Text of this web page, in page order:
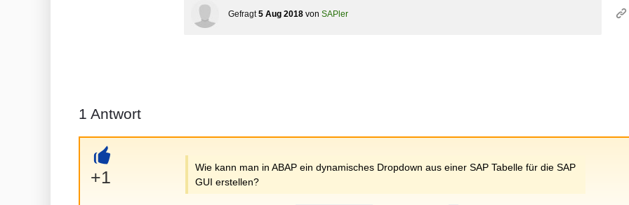
Gefragt 5 Aug 2018 von SAPler
1 Antwort
+
+1
Wie kann man in ABAP ein dynamisches Dropdown aus einer SAP Tabelle für die SAP
GUI erstellen?